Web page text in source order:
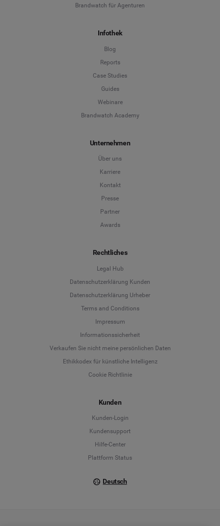
Brandwatch für Agenturen
Infothek
Blog
Reports
Case Studies
Guides
Webinare
Brandwatch Academy
Unternehmen
Über uns
Karriere
Kontakt
Presse
Partner
Awards
Rechtliches
Legal Hub
Datenschutzerklärung Kunden
Datenschutzerklärung Urheber
Terms and Conditions
Impressum
Informationssicherheit
Verkaufen Sie nicht meine persönlichen Daten
Ethikkodex für künstliche Intelligenz
Cookie Richtlinie
Kunden
Kunden-Login
Kundensupport
Hilfe-Center
Plattform Status
Deutsch
Deutsch
English